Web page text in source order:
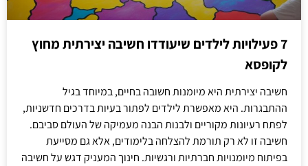
7 פעילויות לילדים שיעודדו חשיבה יצירתית מחוץ
לקופסא
חשיבה יצירתית היא מיומנות חשובה בחיים, במיוחד בגיל
ההתבגרות. היא מאפשרת לילדים לפתור בעיות בדרכים חדשניות,
לפתח רעיונות מקוריים ולבנות הבנה מעמיקה של העולם סביבם.
חשיבה זו לא רק תורמת להצלחה בלימודים, אלא גם מסייעת
בפיתוח מיומנויות חברתיות ורגשיות. חינוך המעניק דגש על חשיבה